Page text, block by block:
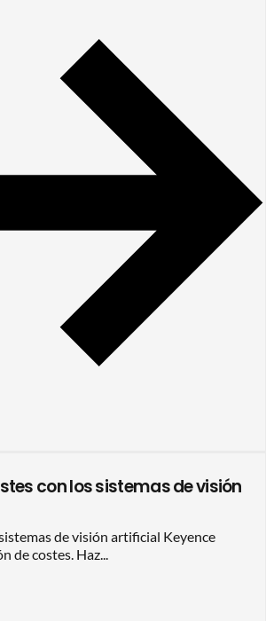
con los sistemas de visión
de visión artificial Keyence
de costes. Haz...